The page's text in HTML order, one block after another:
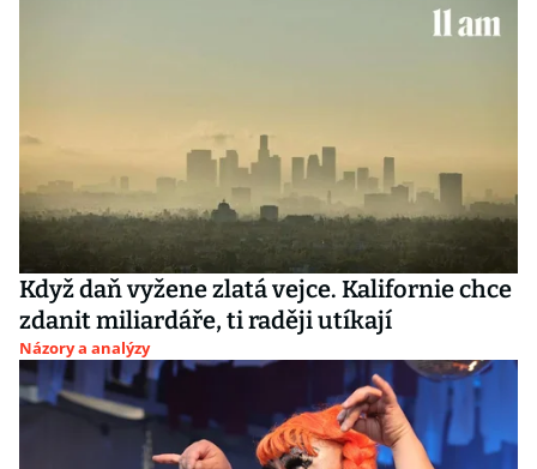
Když daň vyžene zlatá vejce. Kalifornie chce
zdanit miliardáře, ti raději utíkají
Názory a analýzy